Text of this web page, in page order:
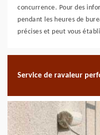
concurrence. Pour des
pendant les heures de
précises et peut vous
Service de ravaleur